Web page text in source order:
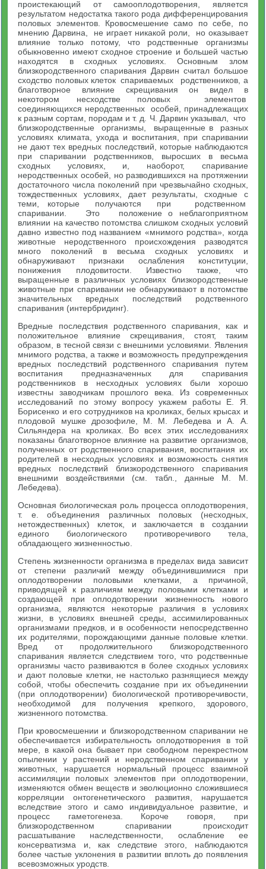
проистекающий от самооплодотворе­ния, является
результатом недостатка такого рода дифференци­рования
половых элементов. Кровосмешение само по себе, по
мне­нию Дарвина, не играет никакой роли, но оказывает
влияние только потому, что родственные организмы
обыкновенно имеют сходное строение и большей частью
находятся в сходных условиях. Основным злом
близкородственного спаривания Дарвин считал большое
сходство половых клеток спариваемых родственников, а
благотворное влияние скрещивания он видел в
некотором несход­стве половых элементов
соединяющихся неродственных особей, принадлежащих
к разным сортам, породам и т. д. Ч. Дарвин указы­вал, что
близкородственные организмы, выращенные в разных
условиях климата, ухода и воспитания, при спаривании
не дают тех вредных последствий, которые наблюдаются
при спаривании родственников, выросших в весьма
сходных условиях, и, наобо­рот, спаривание
неродственных особей, но разводившихся на про­тяжении
достаточного числа поколений при чрезвычайно сходных,
тождественных условиях, дает результаты, сходные с
теми, кото­рые получаются при родственном
спаривании. Это положение о неблагоприятном
влиянии на качество потомства слишком сход­ных условий
давно известно под названием «мнимого родства», когда
животные неродственного происхождения разводятся
много поколений в весьма сходных условиях и
обнаруживают признаки ослабления конституции,
понижения плодовитости. Известно также, что
выращенные в различных условиях близкородственные
животные при спаривании не обнаруживают в потомстве
значи­тельных вредных последствий родственного
спаривания (интербридинг).
Вредные последствия родственного спаривания, как и
поло­жительное влияние скрещивания, стоят, таким
образом, в тесной связи с внешними условиями. Явления
мнимого родства, а также и возможность предупреждения
вредных последствий родствен­ного спаривания путем
воспитания предназначенных для спарива­ния
родственников в несходных условиях были хорошо
известны заводчикам прошлого века. Из современных
исследований по этому вопросу укажем работы Е. Я.
Борисенко и его сотрудников на кроликах, белых крысах и
плодовой мушке дрозофиле, М. М. Лебедева и А. А.
Сильяндера на кроликах. Во всех этих исследованиях
показаны благотворное влияние на развитие организмов,
полученных от родственного спаривания, воспитания их
родителей в несходных условиях и возможность снятия
вред­ных последствий близкородственного спаривания
внешними воз­действиями (см. табл., данные М. М.
Лебедева).
Основная биологическая роль процесса оплодотворения,
т. е. объединения различных половых (несходных,
нетождественных) клеток, и заключается в создании
единого биологического противо­речивого тела,
обладающего жизненностью.
Степень жизненности организма в пределах вида зависит
от степени различий между объединившимися при
оплодотворении половыми клетками, а причиной,
приводящей к различиям между половыми клетками и
создающей при оплодотворении жизненность нового
организма, являются некоторые различия в условиях
жизни, в условиях внешней среды, ассимилированных
организмами предков, и в особенности непосредственно
их родителями, порож­дающими данные половые клетки.
Вред от продолжительного близкородственного
спаривания является следствием того, что родственные
организмы часто развиваются в более сходных усло­виях
и дают половые клетки, не настолько разнящиеся между
собой, чтобы обеспечить создание при их объединении
(при оплодо­творении) биологической противоречивости,
необходимой для получения крепкого, здорового,
жизненного потомства.
При кровосмешении и близкородственном спаривании не
обеспечивается избирательность оплодотворения в той
мере, в какой она бывает при свободном перекрестном
опылении у расте­ний и неродственном спаривании у
животных, нарушается нормаль­ный процесс взаимной
ассимиляции половых элементов при опло­дотворении,
изменяются обмен веществ и эволюционно сложившие­ся
корреляции онтогенетического развития, нарушается
вследствие этого и само индивидуальное развитие, и
процесс гаметогенеза. Короче говоря, при
близкородственном спаривании происходит
расшатывание наследственности, ослабление ее
консерватизма и, как следствие этого, наблюдаются
более частые уклонения в разви­тии вплоть до появления
всевозможных уродств.